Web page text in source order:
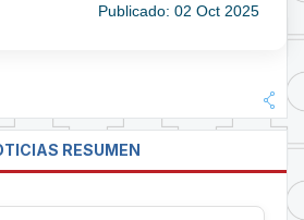
Publicado: 02 Oct 2025
RESUMEN